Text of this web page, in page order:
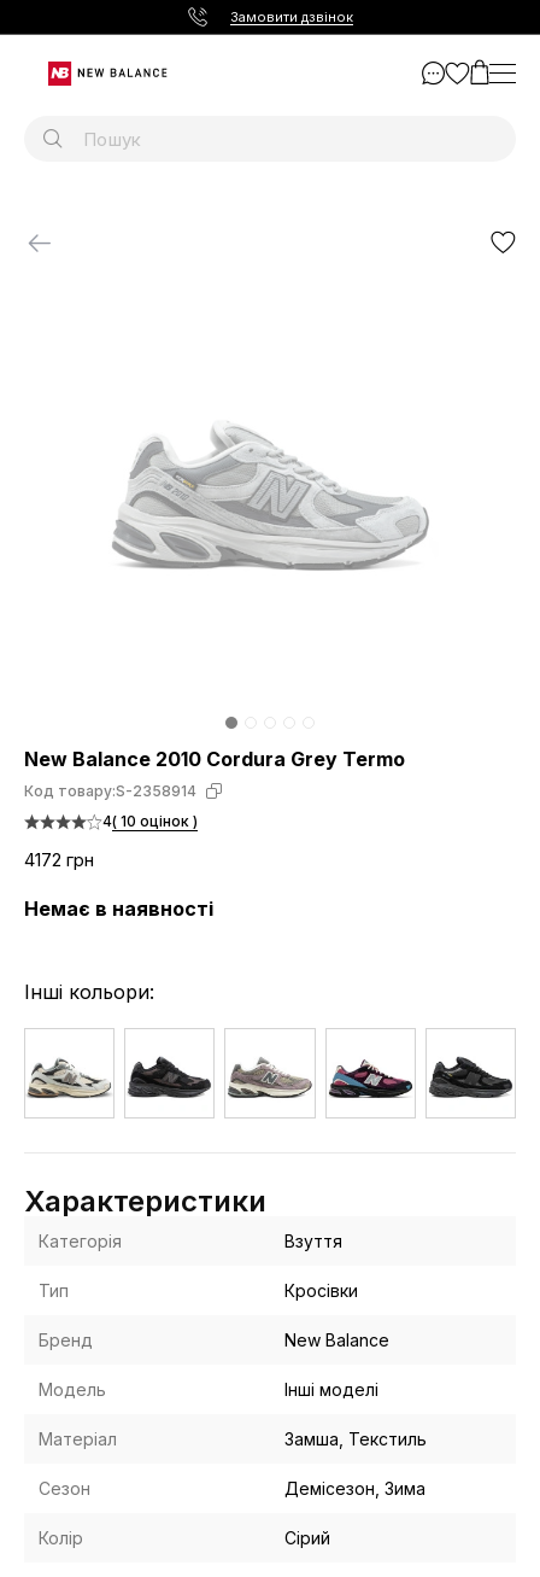
Замовити дзвінок
New Balance 2010 Cordura Grey Termo
Код товару:S-2358914
4( 10 оцінок )
4172 грн
Немає в наявності
Інші кольори:
Характеристики
Категорія Взуття
Тип Кросівки
Бренд New Balance
Модель Інші моделі
Матеріал Замша, Текстиль
Сезон Демісезон, Зима
Колір Сірий